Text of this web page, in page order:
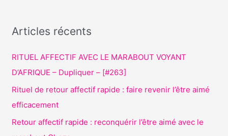
Articles récents
RITUEL AFFECTIF AVEC LE MARABOUT VOYANT
D’AFRIQUE – Dupliquer – [#263]
Rituel de retour affectif rapide : faire revenir l’être aimé
efficacement
Retour affectif rapide : reconquérir l’être aimé avec le